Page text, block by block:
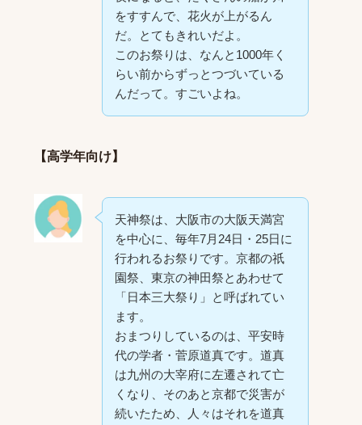
をすすんで、花火が上がるん
だ。とてもきれいだよ。
このお祭りは、なんと1000年く
らい前からずっとつづいている
んだって。すごいよね。
【高学年向け】
天神祭は、大阪市の大阪天満宮
を中心に、毎年7月24日・25日に
行われるお祭りです。京都の祇
園祭、東京の神田祭とあわせて
「日本三大祭り」と呼ばれてい
ます。
おまつりしているのは、平安時
代の学者・菅原道真です。道真
は九州の大宰府に左遷されて亡
くなり、そのあと京都で災害が
続いたため、人々はそれを道真